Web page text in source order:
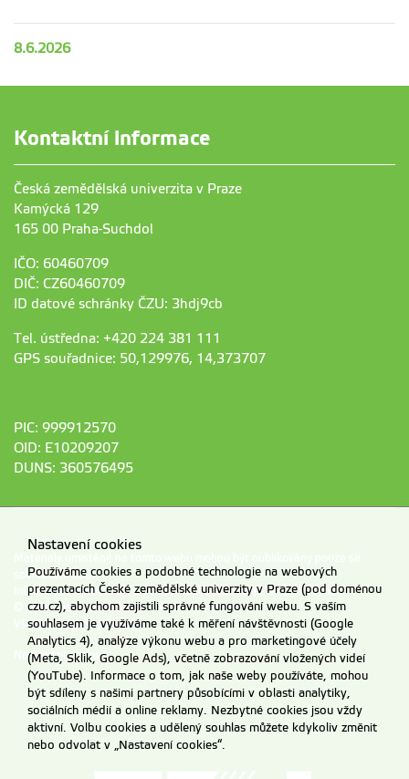
8.6.2026
Kontaktní informace
Česká zemědělská univerzita v Praze
Kamýcká 129
165 00 Praha-Suchdol
IČO: 60460709
DIČ: CZ60460709
ID datové schránky ČZU: 3hdj9cb
Tel. ústředna: +420 224 381 111
GPS souřadnice: 50,129976, 14,373707
PIC: 999912570
OID: E10209207
DUNS: 360576495
souhlasem ČZU.
Informace o zpracování a ochraně osobních údajů na ČZU v Praze.
© 2026 Česká zemědělská univerzita v Praze
Všechna práva vyhrazena
Nastavení cookies
Nastavení cookies
Používáme cookies a podobné technologie na webových
prezentacích České zemědělské univerzity v Praze (pod doménou
czu.cz), abychom zajistili správné fungování webu. S vaším
souhlasem je využíváme také k měření návštěvnosti (Google
Analytics 4), analýze výkonu webu a pro marketingové účely
(Meta, Sklik, Google Ads), včetně zobrazování vložených videí
(YouTube). Informace o tom, jak naše weby používáte, mohou
být sdíleny s našimi partnery působícími v oblasti analytiky,
sociálních médií a online reklamy. Nezbytné cookies jsou vždy
aktivní. Volbu cookies a udělený souhlas můžete kdykoliv změnit
nebo odvolat v „Nastavení cookies“.